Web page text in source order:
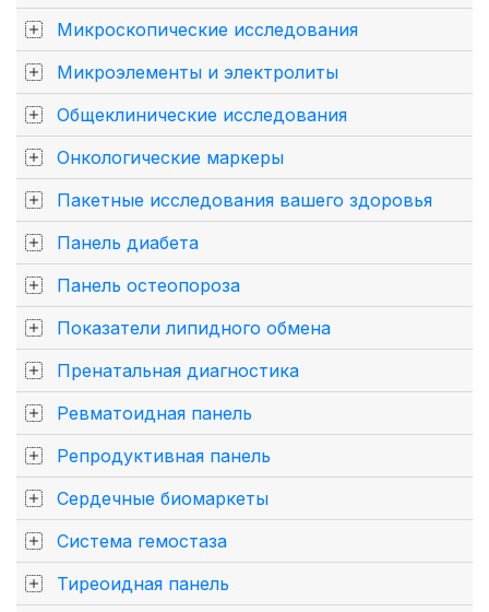
Микроскопические исследования
Микроэлементы и электролиты
Общеклинические исследования
Онкологические маркеры
Пакетные исследования вашего здоровья
Панель диабета
Панель остеопороза
Показатели липидного обмена
Пренатальная диагностика
Ревматоидная панель
Репродуктивная панель
Сердечные биомаркеты
Система гемостаза
Тиреоидная панель